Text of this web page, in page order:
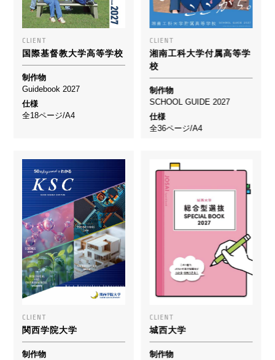
CLIENT
国際基督教大学高等学校
制作物
Guidebook 2027
仕様
全18ページ/A4
CLIENT
湘南工科大学付属高等学
校
制作物
SCHOOL GUIDE 2027
仕様
全36ページ/A4
CLIENT
関西学院大学
制作物
CLIENT
城西大学
制作物